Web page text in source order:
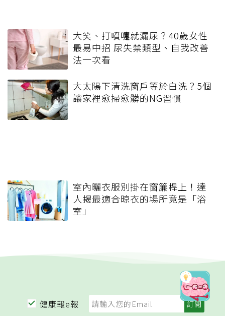
大笑、打噴嚏就漏尿？40歲女性
最易中招 尿失禁類型、自我改善
法一次看
大太陽下清洗窗戶等於白洗？5個
讓家裡愈掃愈髒的NG習慣
室內曬衣服別掛在窗簾桿上！達
人揭最適合晾衣的場所竟是「浴
室」
健康報e報